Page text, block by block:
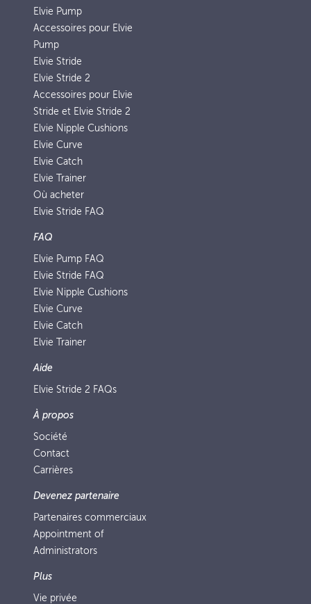
Elvie Pump
Accessoires pour Elvie
Pump
Elvie Stride
Elvie Stride 2
Accessoires pour Elvie
Stride et Elvie Stride 2
Elvie Nipple Cushions
Elvie Curve
Elvie Catch
Elvie Trainer
Où acheter
Elvie Stride FAQ
FAQ
Elvie Pump FAQ
Elvie Stride FAQ
Elvie Nipple Cushions
Elvie Curve
Elvie Catch
Elvie Trainer
Aide
Elvie Stride 2 FAQs
À propos
Société
Contact
Carrières
Devenez partenaire
Partenaires commerciaux
Appointment of
Administrators
Plus
Vie privée